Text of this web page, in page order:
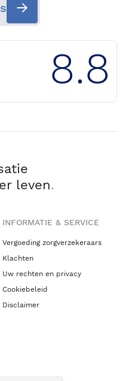
8.8
leven.
INFORMATIE & SERVICE
Vergoeding zorgverzekeraars
Klachten
Uw rechten en privacy
Cookiebeleid
Disclaimer